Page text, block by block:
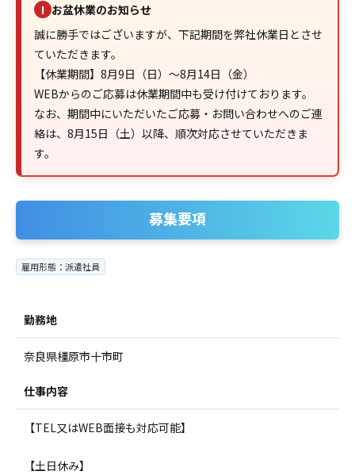
! お盆休業のお知らせ
誠に勝手ではございますが、下記期間を弊社休業日とさせ
ていただきます。
【休業期間】8月9日（日）～8月14日（金）
WEBからのご応募は休業期間中も受け付けております。
なお、期間中にいただいたご応募・お問い合わせへのご連
絡は、8月15日（土）以降、順次対応させていただきま
す。
募集要項
雇用形態：派遣社員
勤務地
奈良県橿原市十市町
仕事内容
【TEL又はWEB面接も対応可能】
【土日休み】